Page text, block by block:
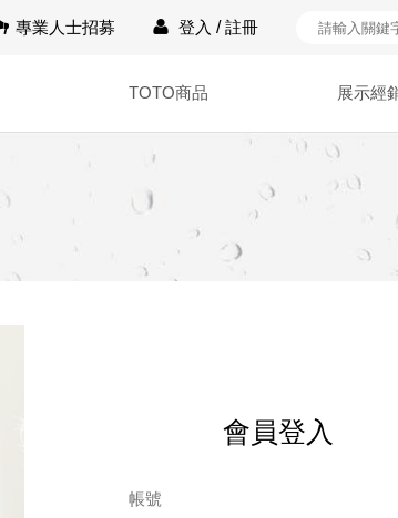
專業人士招募 登入 /註冊
TOTO商品 展示經
會員登入